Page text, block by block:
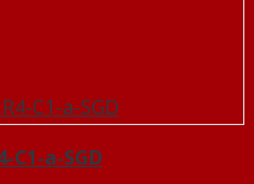
C1-a-SGD